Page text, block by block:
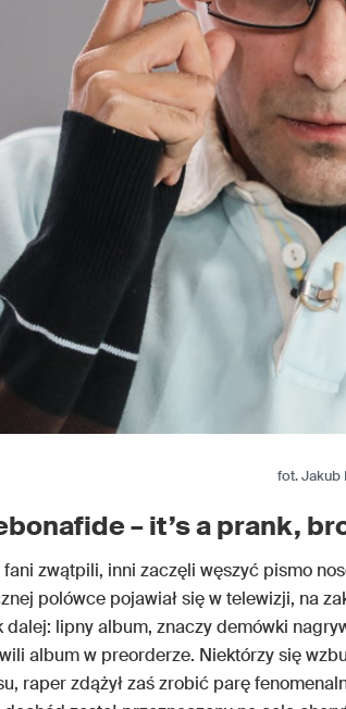
fot. Jakub
– it’s a prank,
zwątpili, inni zaczęli węszyć pismo
polówce pojawiał się w telewizji, na
dalej: lipny album, znaczy demówki
album w preorderze. Niektórzy się
raper zdążył zaś zrobić parę